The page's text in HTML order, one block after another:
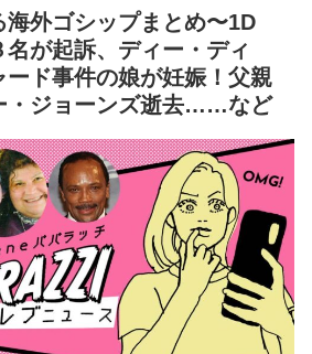
外ゴシップまとめ〜1D
名が起訴、ディー・ディ
ード事件の娘が妊娠！父親
・ジョーンズ逝去……など